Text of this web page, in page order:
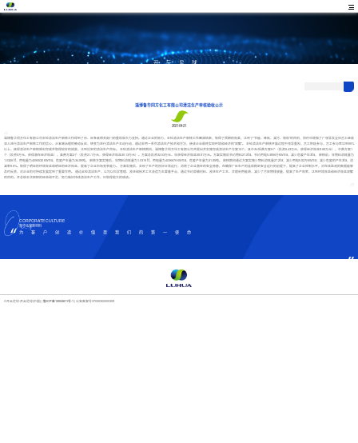
开云足球
开云足球
淄博鲁华同方化工有限公司清洁生产审核验收公示
2021-04-21
淄博鲁华同方化工有限公司本轮清洁生产审核工作得到了市、区各级相关部门的重视和大力支持。通过企业的努力，本轮清洁生产审核工作圆满结束，取得了预期的效果，达到了“节能、降耗、减污、增效”的目的，同时也增强了厂领导及全体员工继续
深入进行清洁生产审核工作的信心，从末端治理的被动反应，转变为进行清洁生产主动行动，通过采用一系列清洁生产技术和方法，使该企业最终实现环境和经济的“双赢”。 本轮清洁生产审核开展过程中领导重视，员工积极参与，员工参与率达到95%
以上，使得清洁生产审核顺利完成并取得较好的成果，达到设定的清洁生产目标。 本轮清洁生产审核期间，淄博鲁华同方化工有限公司共提出并实施完成清洁生产方案12个，其中无/低费方案9个（投资6.43万元，获得经济效益8.68万元），中费方案1
个（投资5万元，获得潜在经济效益），高费方案2个（投资21.1万元，获得经济效益30.13万元）。方案总投资32.53万元，年获得经济效益38.81万元。方案实施后节约物料27.2t/a，节约用电5.3856万kWh/a，减少危废产生3t/a， 审核前，年物料消耗量为
1.0326 t/t，用电量为4090532 kWh/a，危废产生量为34.89吨。 审核方案实施后，年物料消耗量为1.0319 t/t，用电量为4036676 kWh/a，危废产生量为31.89吨。 审核期间通过方案实施少物料消耗量27.2t/a；减少用电5.82万kWh/a；减少危废的产生3t/a，消
减率8.6%。取得了明显的环境效益和明显的经济效益，提高了企业市场竞争能力。 方案实施后，实现了生产的良好正常运行，消除了企业潜在的安全隐患，在确保厂区生产的连续稳定安全运行的前提下，提高了企业控制水平，对在线监测的数据能够
及时反馈，对企业的可持续发展起到了重要作用。 通过此轮清洁生产，公司以科学管理、改进和技术工艺改造为主要着手点，通过节约原辅材料、改进生产工艺、合理利用能源，减少了污染物排放量，提高了生产效率，达到环境效益和经济效益双赢
的目的。并总结本次审核的经验和不足，努力做好持续清洁生产工作，已取得更大的成绩。
CORPORATE CULTURE
鲁华泓锦新材料
为客户创造价值是我们的第一使命
©开云足球-开云足球(中国) | 鲁ICP备10004611号-1| 公安备案号37030302000308